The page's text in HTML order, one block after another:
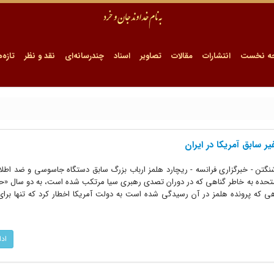
نخست انتشارات مقالات تصاویر اسناد چندرسانه‌ای نقد و نظر
سابق آمریکا در ایران
اطلاعات؛ ۱۴ آبان‌ماه ۱۳۵۶: «واشنگتن - خبرگزاری فرانسه - ریچارد هلمز ارباب بزرگ سابق دستگاه جاسوسی و ضد
متحده به خاطر گناهی که در دوران تصدی رهبری سیا مرتکب شده است، به دو سال
پرونده هلمز در آن رسیدگی شده است به دولت آمریکا اخطار کرد که تنها